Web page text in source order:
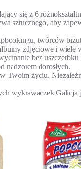
się z 6
sztucznego, aby
twórców
zdjęciowe i wiele
bez
nadzorem dorosłych.
Twoim życiu.
wykrawaczek Galicja